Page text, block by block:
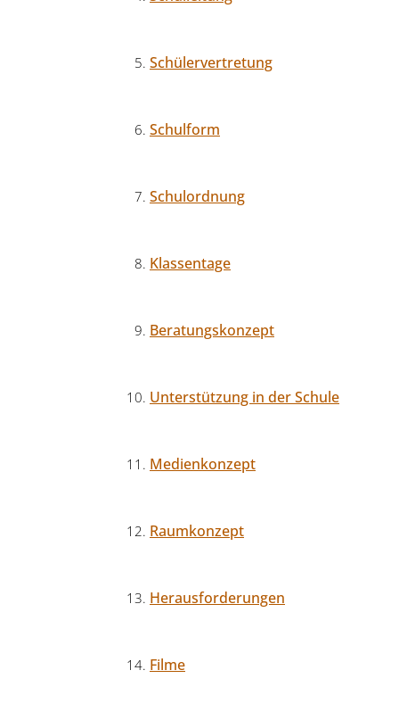
Schülervertretung
Schulform
Schulordnung
Klassentage
Beratungskonzept
Unterstützung in der Schule
Medienkonzept
Raumkonzept
Herausforderungen
Filme